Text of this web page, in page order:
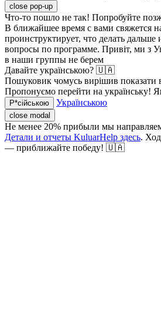
close pop-up
Что-то пошло не так! Попробуйте
В ближайшее время с вами свяжется
проинструктирует, что делать дальше
вопросы по программе. Привіт, ми з
в наши группы не берем
Давайте українською? 🇺🇦
Пошуковик чомусь вирішив показати
Пропонуємо перейти на українську!
Р*сійською Українською
close modal
Не менее 20% прибыли мы
Детали и отчеты KuluarHelp здесь.
— приближайте победу! 🇺🇦